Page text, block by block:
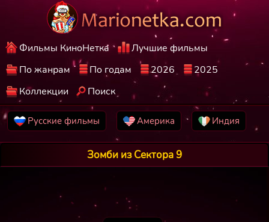
Фильмы КиноНетка
Лучшие фильмы
По жанрам
По годам 2026
2025
Коллекции
Поиск
Русские фильмы Америка Индия
Зомби из Сектора 9